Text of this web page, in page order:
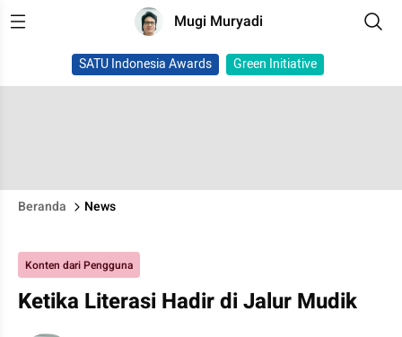
Mugi Muryadi
SATU Indonesia Awards Green Initiative
Beranda News
Konten dari Pengguna
Ketika Literasi Hadir di Jalur Mudik